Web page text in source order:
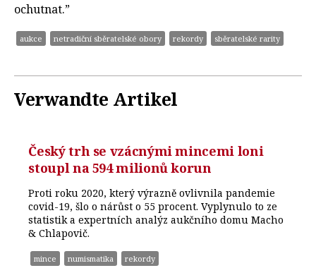
ochutnat.”
aukce netradiční sběratelské obory rekordy sběratelské rarity
Verwandte Artikel
Český trh se vzácnými mincemi loni
stoupl na 594 milionů korun
Proti roku 2020, který výrazně ovlivnila pandemie
covid-19, šlo o nárůst o 55 procent. Vyplynulo to ze
statistik a expertních analýz aukčního domu Macho
& Chlapovič.
mince numismatika rekordy